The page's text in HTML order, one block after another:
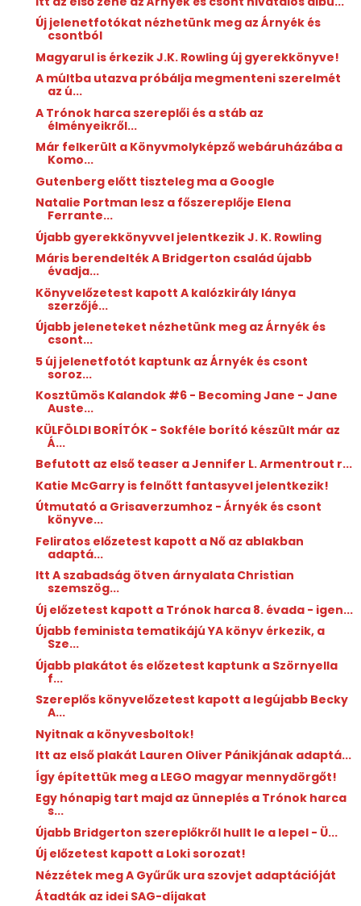
Új jelenetfotókat nézhetünk meg az Árnyék és
csontból
Magyarul is érkezik J.K. Rowling új gyerekkönyve!
A múltba utazva próbálja megmenteni szerelmét
az ú...
A Trónok harca szereplői és a stáb az
élményeikről...
Már felkerült a Könyvmolyképző webáruházába a
Komo...
Gutenberg előtt tiszteleg ma a Google
Natalie Portman lesz a főszereplője Elena
Ferrante...
Újabb gyerekkönyvvel jelentkezik J. K. Rowling
Máris berendelték A Bridgerton család újabb
évadja...
Könyvelőzetest kapott A kalózkirály lánya
szerzőjé...
Újabb jeleneteket nézhetünk meg az Árnyék és
csont...
5 új jelenetfotót kaptunk az Árnyék és csont
soroz...
Kosztümös Kalandok #6 - Becoming Jane - Jane
Auste...
KÜLFÖLDI BORÍTÓK - Sokféle borító készült már az
Á...
Befutott az első teaser a Jennifer L. Armentrout r...
Katie McGarry is felnőtt fantasyvel jelentkezik!
Útmutató a Grisaverzumhoz - Árnyék és csont
könyve...
Feliratos előzetest kapott a Nő az ablakban
adaptá...
Itt A szabadság ötven árnyalata Christian
szemszög...
Új előzetest kapott a Trónok harca 8. évada - igen...
Újabb feminista tematikájú YA könyv érkezik, a
Sze...
Újabb plakátot és előzetest kaptunk a Szörnyella
f...
Szereplős könyvelőzetest kapott a legújabb Becky
A...
Nyitnak a könyvesboltok!
Itt az első plakát Lauren Oliver Pánikjának adaptá...
Így építettük meg a LEGO magyar mennydörgőt!
Egy hónapig tart majd az ünneplés a Trónok harca
s...
Újabb Bridgerton szereplőkről hullt le a lepel - Ü...
Új előzetest kapott a Loki sorozat!
Nézzétek meg A Gyűrűk ura szovjet adaptációját
Átadták az idei SAG-díjakat